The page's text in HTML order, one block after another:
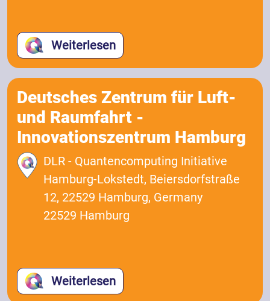
Weiterlesen
Deutsches Zentrum für Luft-
und Raumfahrt -
Innovationszentrum Hamburg
DLR - Quantencomputing Initiative
Hamburg-Lokstedt, Beiersdorfstraße
12, 22529 Hamburg, Germany
22529 Hamburg
Weiterlesen